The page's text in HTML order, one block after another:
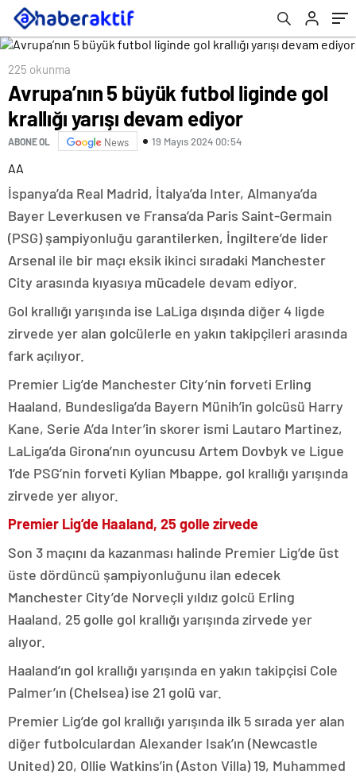
225 okunma
Avrupa’nın 5 büyük futbol liginde gol
krallığı yarışı devam ediyor
ABONE OL News 19 Mayıs 2024 00:54
AA
İspanya’da Real Madrid, İtalya’da Inter, Almanya’da
Bayer Leverkusen ve Fransa’da Paris Saint-Germain
(PSG) şampiyonluğu garantilerken, İngiltere’de lider
Arsenal ile bir maçı eksik ikinci sıradaki Manchester
City arasında kıyasıya mücadele devam ediyor.
Gol krallığı yarışında ise LaLiga dışında diğer 4 ligde
zirvede yer alan golcülerle en yakın takipçileri arasında
fark açılıyor.
Premier Lig’de Manchester City’nin forveti Erling
Haaland, Bundesliga’da Bayern Münih’in golcüsü Harry
Kane, Serie A’da Inter’in skorer ismi Lautaro Martinez,
LaLiga’da Girona’nın oyuncusu Artem Dovbyk ve Ligue
1’de PSG’nin forveti Kylian Mbappe, gol krallığı yarışında
zirvede yer alıyor.
Premier Lig’de Haaland, 25 golle zirvede
Son 3 maçını da kazanması halinde Premier Lig’de üst
üste dördüncü şampiyonluğunu ilan edecek
Manchester City’de Norveçli yıldız golcü Erling
Haaland, 25 golle gol krallığı yarışında zirvede yer
alıyor.
Haaland’ın gol krallığı yarışında en yakın takipçisi Cole
Palmer’ın (Chelsea) ise 21 golü var.
Premier Lig’de gol krallığı yarışında ilk 5 sırada yer alan
diğer futbolculardan Alexander Isak’ın (Newcastle
United) 20, Ollie Watkins’in (Aston Villa) 19, Muhammed